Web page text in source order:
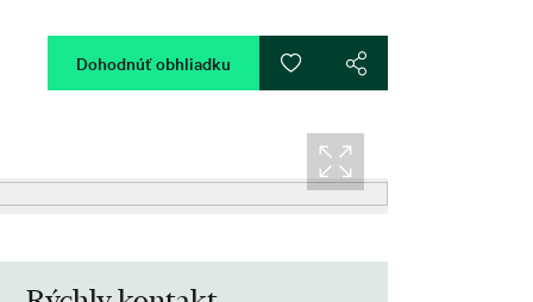
Dohodnúť obhliadku